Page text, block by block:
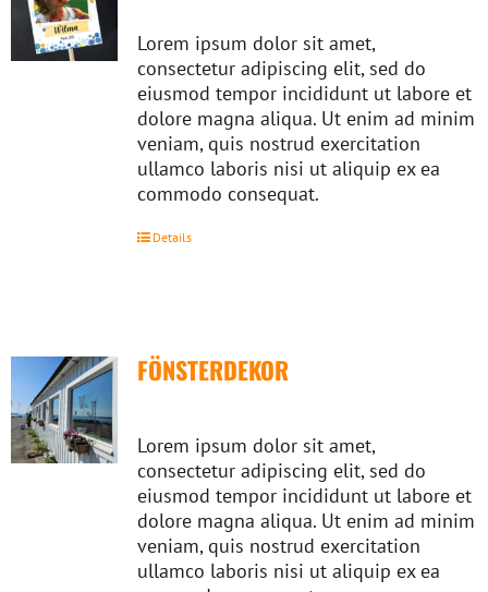
Lorem ipsum dolor sit amet,
consectetur adipiscing elit, sed do
eiusmod tempor incididunt ut labore et
dolore magna aliqua. Ut enim ad minim
veniam, quis nostrud exercitation
ullamco laboris nisi ut aliquip ex ea
commodo consequat.
Details
FÖNSTERDEKOR
Lorem ipsum dolor sit amet,
consectetur adipiscing elit, sed do
eiusmod tempor incididunt ut labore et
dolore magna aliqua. Ut enim ad minim
veniam, quis nostrud exercitation
ullamco laboris nisi ut aliquip ex ea